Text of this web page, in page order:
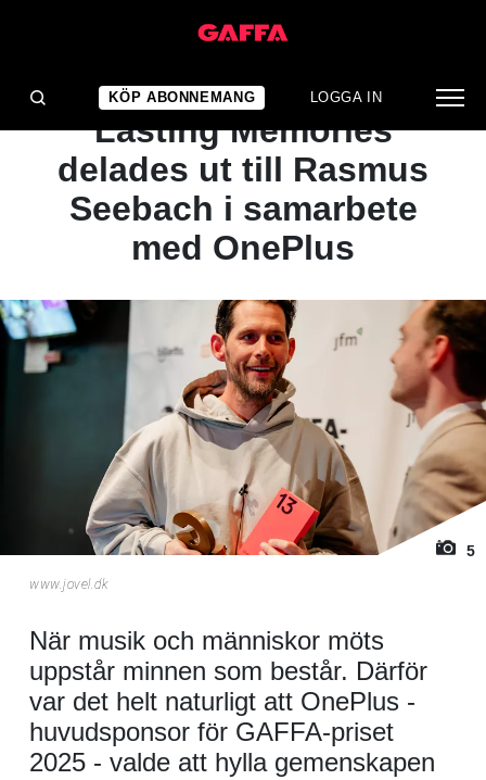
KÖP ABONNEMANG LOGGA IN
GAFFAs specialpris
Lasting Memories
delades ut till Rasmus
Seebach i samarbete
med OnePlus
5
www.jovel.dk
När musik och människor möts
uppstår minnen som består. Därför
var det helt naturligt att OnePlus -
huvudsponsor för GAFFA-priset
2025 - valde att hylla gemenskapen